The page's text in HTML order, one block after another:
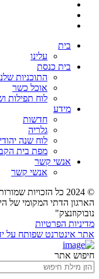
בית
עלינו
בית כנסת
התוכניות
אוכל כשר
לוח תפילות
מידע
חדשות
גלריה
לוח שנה יהודי
מפת בית
אנשי קשר
אנשי קשר
© 2024 כל הזכויות שמורות
הארגון הדתי המקומי של
נובוקוזנצק"
מדיניות הפרטיות
אתר אינטרנט שפותח על
חיפוש אתר